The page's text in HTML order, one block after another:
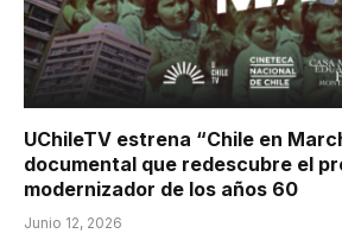
UChileTV estrena “Chile en
documental que redescubre el
modernizador de los años 60
Junio 12, 2026